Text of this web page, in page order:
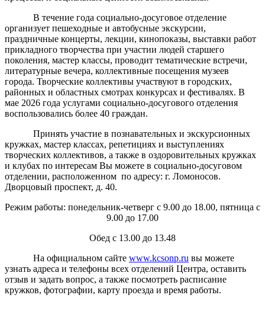
В течение года социально-досуговое отделение
организует пешеходные и автобусные экскурсии,
праздничные концерты, лекции, кинопоказы, выставки работ
прикладного творчества при участии людей старшего
поколения, мастер классы, проводит тематические встречи,
литературные вечера, коллективные посещения музеев
города. Творческие коллективы участвуют в городских,
районных и областных смотрах конкурсах и фестивалях. В
мае 2026 года услугами социально-досугового отделения
воспользовались более 40 граждан.
Принять участие в познавательных и экскурсионных
кружках, мастер классах, репетициях и выступлениях
творческих коллективов, а также в оздоровительных кружках
и клубах по интересам Вы можете в социально-досуговом
отделении, расположенном по адресу: г. Ломоносов.
Дворцовый проспект, д. 40.
Режим работы: понедельник-четверг с 9.00 до 18.00, пятница с
9.00 до 17.00
Обед с 13.00 до 13.48
На официальном сайте www.kcsonp.ru вы можете
узнать адреса и телефоны всех отделений Центра, оставить
отзыв и задать вопрос, а также посмотреть расписание
кружков, фотографии, карту проезда и время работы.